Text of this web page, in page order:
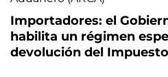
Importadores: el
habilita un régimen
devolución del